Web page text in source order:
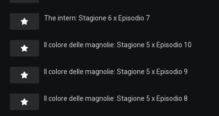
The intern: Stagione 6 x Episodio 7
Il colore delle magnolie: Stagione 5 x Episodio 10
Il colore delle magnolie: Stagione 5 x Episodio 9
Il colore delle magnolie: Stagione 5 x Episodio 8